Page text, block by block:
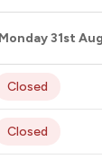
Monday 31st
Closed
Closed